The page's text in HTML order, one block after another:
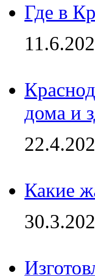
Где в
дома и
Какие